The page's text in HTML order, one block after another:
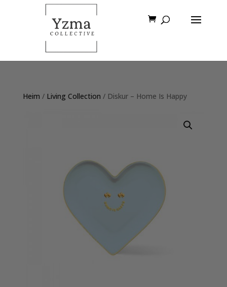
Heim / Living Collection / Diskur – Home Is Happy